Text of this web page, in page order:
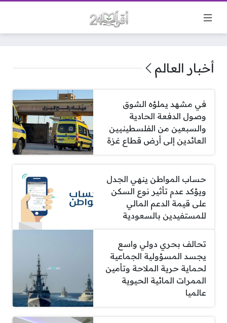
أخبار العالم
في مشهد يملؤه الشوق
وصول الدفعة الحادية
والسبعين من الفلسطينيين
العائدين إلى أرض قطاع غزة
حساب المواطن ينهي الجدل
ويؤكد عدم تأثير نوع السكن
على قيمة الدعم المالي
للمستفيدين بالسعودية
تحالف بحري دولي واسع
يجسد المسؤولية الجماعية
لحماية حرية الملاحة وتأمين
الممرات المائية الحيوية
عالميا